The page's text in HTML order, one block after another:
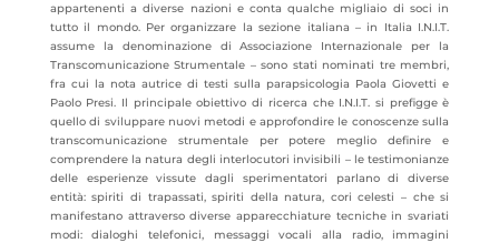
appartenenti a diverse nazioni e conta qualche migliaio di soci in
tutto il mondo. Per organizzare la sezione italiana – in Italia I.N.I.T.
assume la denominazione di Associazione Internazionale per la
Transcomunicazione Strumentale – sono stati nominati tre membri,
fra cui la nota autrice di testi sulla parapsicologia Paola Giovetti e
Paolo Presi. Il principale obiettivo di ricerca che I.N.I.T. si prefigge è
quello di sviluppare nuovi metodi e approfondire le conoscenze sulla
transcomunicazione strumentale per potere meglio definire e
comprendere la natura degli interlocutori invisibili – le testimonianze
delle esperienze vissute dagli sperimentatori parlano di diverse
entità: spiriti di trapassati, spiriti della natura, cori celesti – che si
manifestano attraverso diverse apparecchiature tecniche in svariati
modi: dialoghi telefonici, messaggi vocali alla radio, immagini